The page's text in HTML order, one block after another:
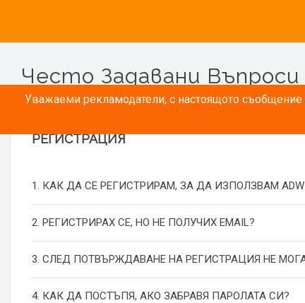
Уважаеми рекламодатели, с настоящото
Често Задавани Въпроси
РЕГИСТРАЦИЯ
1. КАК ДА СЕ РЕГИСТРИРАМ, ЗА ДА ИЗПОЛЗВАМ
2. РЕГИСТРИРАХ СЕ, НО НЕ ПОЛУЧИХ EMAIL?
3. СЛЕД ПОТВЪРЖДАВАНЕ НА РЕГИСТРАЦИЯ НЕ
4. КАК ДА ПОСТЪПЯ, АКО ЗАБРАВЯ ПАРОЛАТА СИ?